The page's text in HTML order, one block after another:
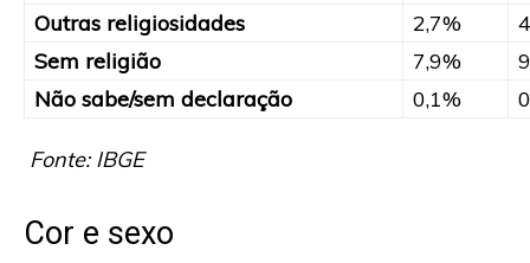
Outras religiosidades
2,7%
Sem religião
7,9%
Não sabe/sem declaração
0,1%
Fonte: IBGE
Cor e sexo